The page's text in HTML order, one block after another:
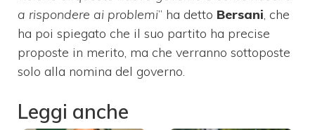
a rispondere ai problemi” ha detto Bersani, che
ha poi spiegato che il suo partito ha precise
proposte in merito, ma che verranno sottoposte
solo alla nomina del governo.
Leggi anche